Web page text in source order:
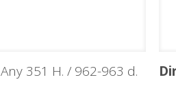
Any 351 H. / 962-963 d.